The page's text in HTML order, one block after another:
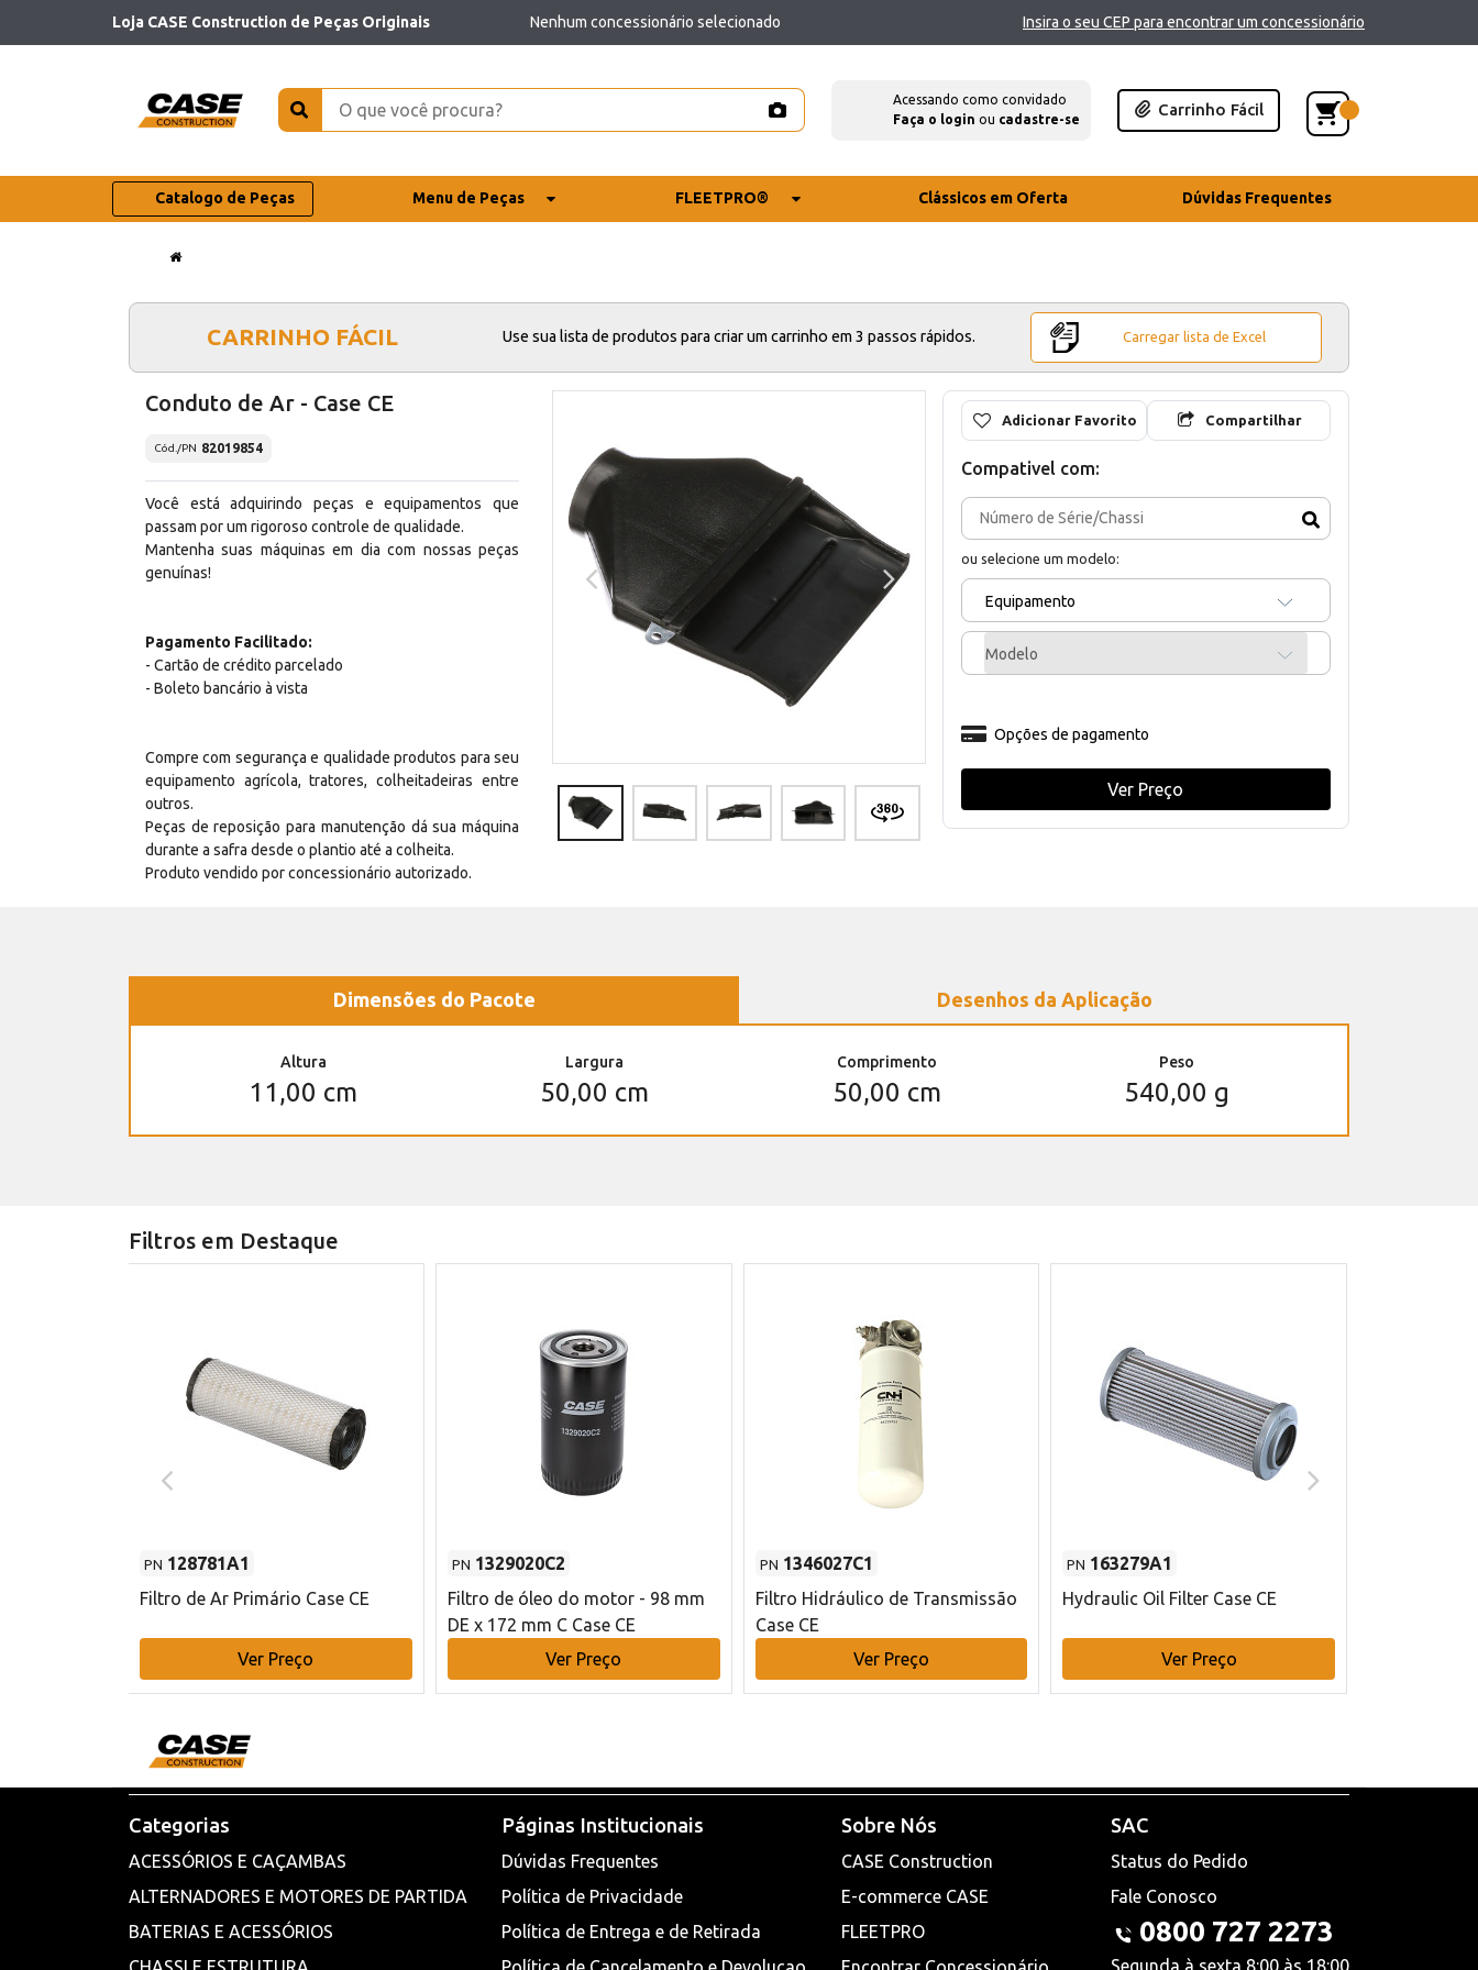
Loja CASE Construction de Peças Originais Nenhum concessionário selecionado Insira o seu CEP para encontrar um concessionário
Acessando como convidado
Faça o login ou cadastre-se
Carrinho Fácil
Catalogo de Peças Menu de Peças FLEETPRO® Clássicos em Oferta Dúvidas Frequentes
CARRINHO FÁCIL Use sua lista de produtos para criar um carrinho em 3 passos rápidos. Carregar lista de Excel
Conduto de Ar - Case CE
Cód./PN 82019854
Você está adquirindo peças e equipamentos que
passam por um rigoroso controle de qualidade.
Mantenha suas máquinas em dia com nossas peças
genuínas!
Pagamento Facilitado:
- Cartão de crédito parcelado
- Boleto bancário à vista
Compre com segurança e qualidade produtos para seu
equipamento agrícola, tratores, colheitadeiras entre
outros.
Peças de reposição para manutenção dá sua máquina
durante a safra desde o plantio até a colheita.
Produto vendido por concessionário autorizado.
Adicionar Favorito Compartilhar
Compativel com:
ou selecione um modelo:
Equipamento
Modelo
Opções de pagamento
Ver Preço
Dimensões do Pacote Desenhos da Aplicação
Altura
11,00 cm
Largura
50,00 cm
Comprimento
50,00 cm
Peso
540,00 g
Filtros em Destaque
PN 128781A1
Filtro de Ar Primário Case CE
Ver Preço
PN 1329020C2
Filtro de óleo do motor - 98 mm
DE x 172 mm C Case CE
Ver Preço
PN 1346027C1
Filtro Hidráulico de Transmissão
Case CE
Ver Preço
PN 163279A1
Hydraulic Oil Filter Case CE
Ver Preço
Categorias
ACESSÓRIOS E CAÇAMBAS
ALTERNADORES E MOTORES DE PARTIDA
BATERIAS E ACESSÓRIOS
Páginas Institucionais
Dúvidas Frequentes
Política de Privacidade
Política de Entrega e de Retirada
Sobre Nós
CASE Construction
E-commerce CASE
FLEETPRO
SAC
Status do Pedido
Fale Conosco
0800 727 2273
Segunda à sexta 8:00 às 18:00